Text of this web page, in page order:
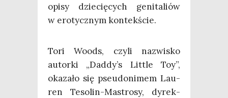
opi­sy dzie­cię­cych geni­ta­liów
w ero­tycz­nym kontekście.
Tori Woods, czy­li nazwi­sko
autor­ki „Daddy’s Lit­tle Toy”,
oka­za­ło się pseu­do­ni­mem Lau­
ren Teso­lin-Mastro­sy, dyrek­